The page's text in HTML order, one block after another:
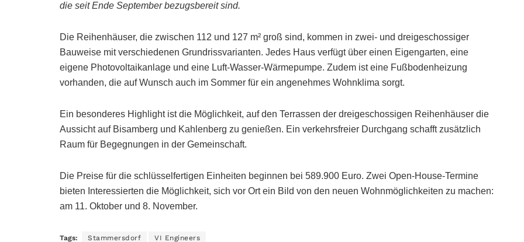
die seit Ende September bezugsbereit sind.
Die Reihenhäuser, die zwischen 112 und 127 m² groß sind, kommen in zwei- und dreigeschossiger
Bauweise mit verschiedenen Grundrissvarianten. Jedes Haus verfügt über einen Eigengarten, eine
eigene Photovoltaikanlage und eine Luft-Wasser-Wärmepumpe. Zudem ist eine Fußbodenheizung
vorhanden, die auf Wunsch auch im Sommer für ein angenehmes Wohnklima sorgt.
Ein besonderes Highlight ist die Möglichkeit, auf den Terrassen der dreigeschossigen Reihenhäuser die
Aussicht auf Bisamberg und Kahlenberg zu genießen. Ein verkehrsfreier Durchgang schafft zusätzlich
Raum für Begegnungen in der Gemeinschaft.
Die Preise für die schlüsselfertigen Einheiten beginnen bei 589.900 Euro. Zwei Open-House-Termine
bieten Interessierten die Möglichkeit, sich vor Ort ein Bild von den neuen Wohnmöglichkeiten zu machen:
am 11. Oktober und 8. November.
Tags: Stammersdorf VI Engineers